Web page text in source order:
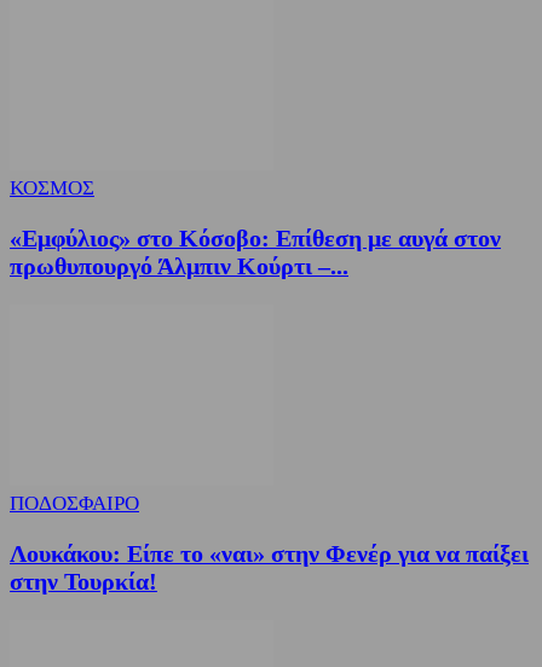
ΚΟΣΜΟΣ
«Εμφύλιος» στο Κόσοβο: Επίθεση με αυγά στον
πρωθυπουργό Άλμπιν Κούρτι –...
ΠΟΔΟΣΦΑΙΡΟ
Λουκάκου: Είπε το «ναι» στην Φενέρ για να παίξει
στην Τουρκία!